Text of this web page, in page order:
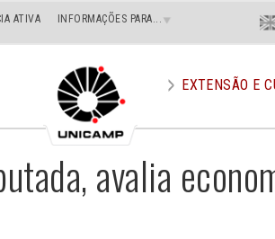
ATIVA INFORMAÇÕES PARA... Menu
EXTENSÃO E
avalia